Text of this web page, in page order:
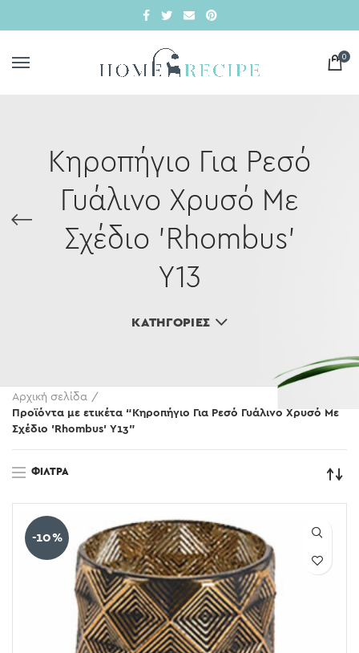
0
Κηροπήγιο Για Ρεσό
Γυάλινο Χρυσό Με
Σχέδιο 'Rhombus'
Υ13
ΚΑΤΗΓΟΡΊΕΣ
Αρχική σελίδα
Προϊόντα με ετικέτα “Κηροπήγιο Για Ρεσό Γυάλινο Χρυσό Με
Σχέδιο 'Rhombus' Υ13”
ΦΊΛΤΡΑ
-10%